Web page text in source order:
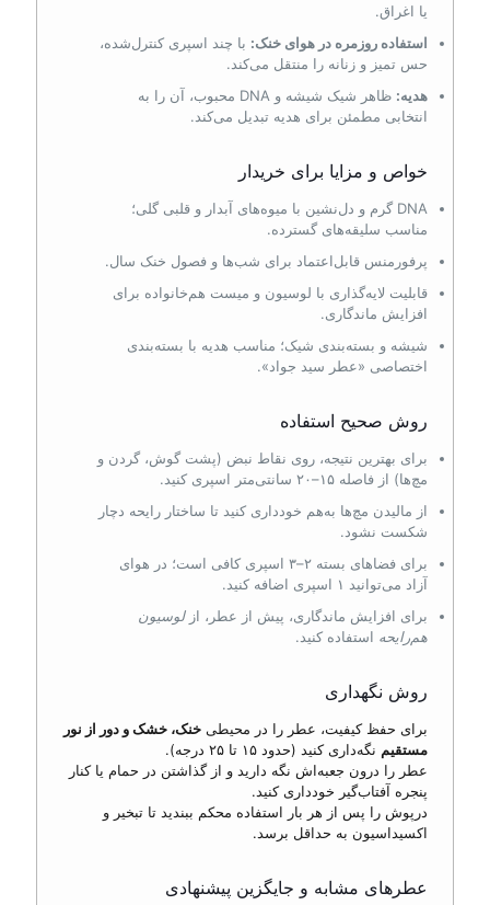
یا اغراق.
استفاده روزمره در هوای خنک: با چند اسپری کنترل‌شده،
حس تمیز و زنانه را منتقل می‌کند.
هدیه:
ظاهر شیک شیشه و DNA محبوب، آن را به
انتخابی مطمئن برای هدیه تبدیل می‌کند.
خواص و مزایا برای خریدار
DNA گرم و دل‌نشین با میوه‌های آبدار و قلبی گلی؛
مناسب سلیقه‌های گسترده.
پرفورمنس قابل‌اعتماد برای شب‌ها و فصول خنک سال.
قابلیت لایه‌گذاری با لوسیون و میست هم‌خانواده برای
افزایش ماندگاری.
شیشه و بسته‌بندی شیک؛ مناسب هدیه با بسته‌بندی
اختصاصی «عطر سید جواد».
روش صحیح استفاده
برای بهترین نتیجه، روی نقاط نبض (پشت گوش، گردن و
مچ‌ها) از فاصله ۱۵–۲۰ سانتی‌متر اسپری کنید.
از مالیدن مچ‌ها به‌هم خودداری کنید تا ساختار رایحه دچار
شکست نشود.
برای فضاهای بسته ۲–۳ اسپری کافی است؛ در هوای
آزاد می‌توانید ۱ اسپری اضافه کنید.
برای افزایش ماندگاری، پیش از عطر، ازلوسیون
هم‌رایحه استفاده کنید.
روش نگهداری
برای حفظ کیفیت، عطر را در محیطیخنک، خشک و دور از نور
مستقیم نگه‌داری کنید (حدود ۱۵ تا ۲۵ درجه).
عطر را درون جعبه‌اش نگه دارید و از گذاشتن در حمام یا کنار
پنجره آفتاب‌گیر خودداری کنید.
درپوش را پس از هر بار استفاده محکم ببندید تا تبخیر و
اکسیداسیون به حداقل برسد.
عطرهای مشابه و جایگزین پیشنهادی